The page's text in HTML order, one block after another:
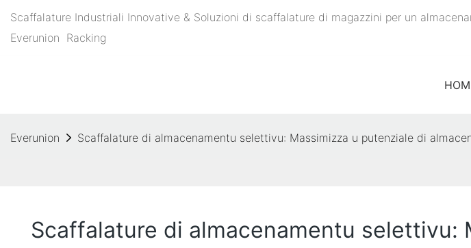
Scaffalature Industriali Innovative & Soluzioni di scaffalature di magazzini per un
Everunion Racking
Everunion Scaffalature di almacenamentu selettivu: Massimizza u putenziale di
Scaffalature di almacenamentu selettivu: